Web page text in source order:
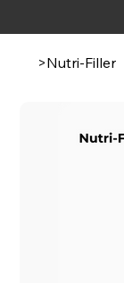
>Nutri-Filler